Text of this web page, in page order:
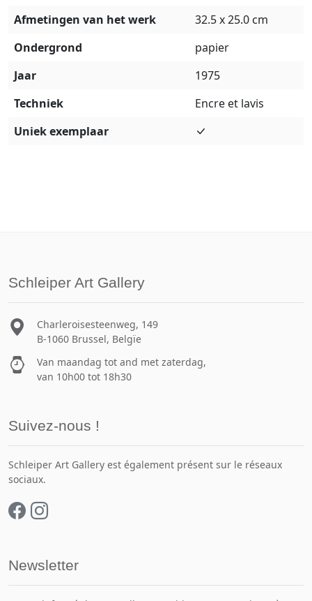
Afmetingen van het werk
32.5 x 25.0 cm
Ondergrond
papier
Jaar
1975
Techniek
Encre et lavis
Uniek exemplaar
Schleiper Art Gallery
Charleroisesteenweg, 149
B-1060 Brussel, Belgïe
Van maandag tot and met zaterdag,
van 10h00 tot 18h30
Suivez-nous !
Schleiper Art Gallery est également présent sur le réseaux
sociaux.
Newsletter